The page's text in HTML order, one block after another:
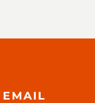
EMAIL